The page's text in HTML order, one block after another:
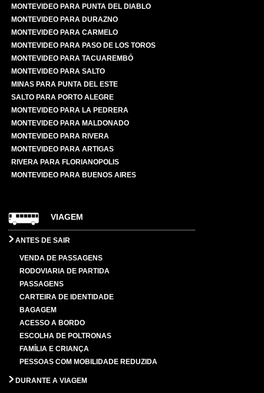
MONTEVIDEO PARA PUNTA DEL DIABLO
MONTEVIDEO PARA DURAZNO
MONTEVIDEO PARA CARMELO
MONTEVIDEO PARA PASO DE LOS TOROS
MONTEVIDEO PARA TACUAREMBÓ
MONTEVIDEO PARA SALTO
MINAS PARA PUNTA DEL ESTE
SALTO PARA PORTO ALEGRE
MONTEVIDEO PARA LA PEDRERA
MONTEVIDEO PARA MALDONADO
MONTEVIDEO PARA RIVERA
MONTEVIDEO PARA ARTIGAS
RIVERA PARA FLORIANOPOLIS
MONTEVIDEO PARA BUENOS AIRES
VIAGEM
ANTES DE SAIR
VENDA DE PASSAGENS
RODOVIARIA DE PARTIDA
PASSAGENS
CARTEIRA DE IDENTIDADE
BAGAGEM
ACESSO A BORDO
ESCOLHA DE POLTRONAS
FAMÍLIA E CRIANÇA
PESSOAS COM MOBILIDADE REDUZIDA
DURANTE A VIAGEM